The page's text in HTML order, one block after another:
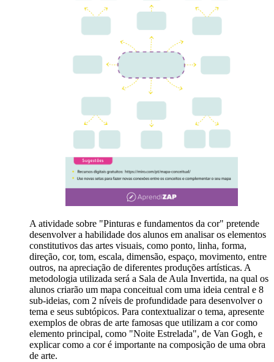
A atividade sobre "Pinturas e fundamentos da cor" pretende
desenvolver a habilidade dos alunos em analisar os elementos
constitutivos das artes visuais, como ponto, linha, forma,
direção, cor, tom, escala, dimensão, espaço, movimento, entre
outros, na apreciação de diferentes produções artísticas. A
metodologia utilizada será a Sala de Aula Invertida, na qual os
alunos criarão um mapa conceitual com uma ideia central e 8
sub-ideias, com 2 níveis de profundidade para desenvolver o
tema e seus subtópicos. Para contextualizar o tema, apresente
exemplos de obras de arte famosas que utilizam a cor como
elemento principal, como "Noite Estrelada", de Van Gogh, e
explicar como a cor é importante na composição de uma obra
de arte.